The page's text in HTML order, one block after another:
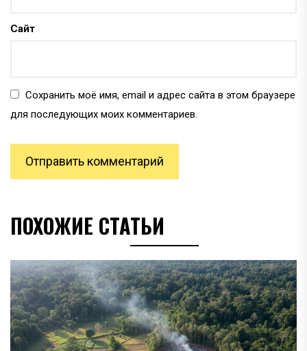
Сайт
Сохранить моё имя, email и адрес сайта в этом браузере
для последующих моих комментариев.
ПОХОЖИЕ СТАТЬИ